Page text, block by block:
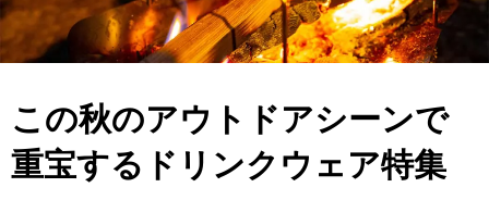
この秋のアウトドアシーンで
重宝するドリンクウェア特集